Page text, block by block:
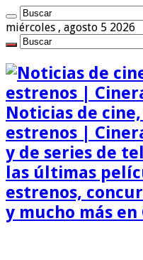
miércoles , agosto 5 2026
Noticias de
estrenos |
y de series de
las últimas
estrenos,
y mucho más